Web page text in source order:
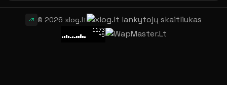
© 2026 xlog.lt